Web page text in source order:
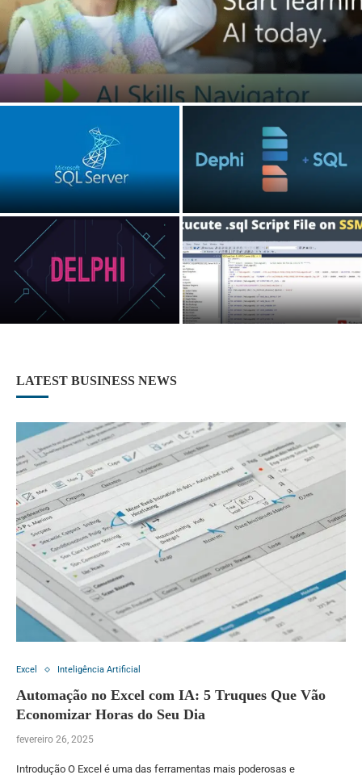
Microsoft AI Skills Navigator: Cursos Gratuitos com
Certificação Microsoft para Impulsionar sua...
A seguir está um guia completo e
profissional de Performance
Tuning com...
Checklist completo, profissional e
super prático para tuning Delphi +
Aqui está uma explicação clara,
prática e objetiva das principais
estratégias de...
15 scripts completos e prontos
para uso, cada um correspondente
a um...
LATEST BUSINESS NEWS
Excel Inteligência Artificial
Automação no Excel com IA: 5 Truques Que Vão
Economizar Horas do Seu Dia
fevereiro 26, 2025
Introdução O Excel é uma das ferramentas mais poderosas e